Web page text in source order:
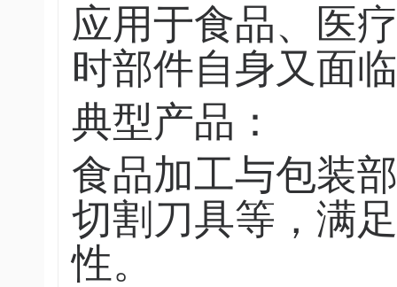
应用于食品、医
时部件自身又面
典型产品：
食品加工与包装
切割刀具等，满
性。